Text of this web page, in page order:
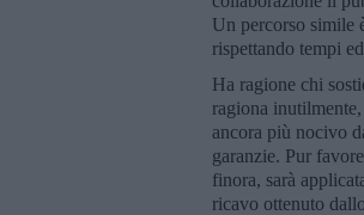
Un percorso simile
rispettando tempi
Ha ragione chi
ragiona
ancora più nocivo
garanzie. Pur
finora, sarà
ricavo ottenuto